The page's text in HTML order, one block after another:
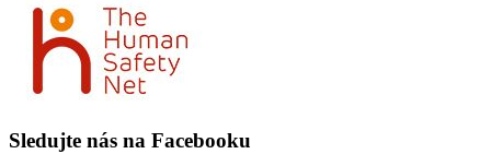
Sledujte nás na Facebooku